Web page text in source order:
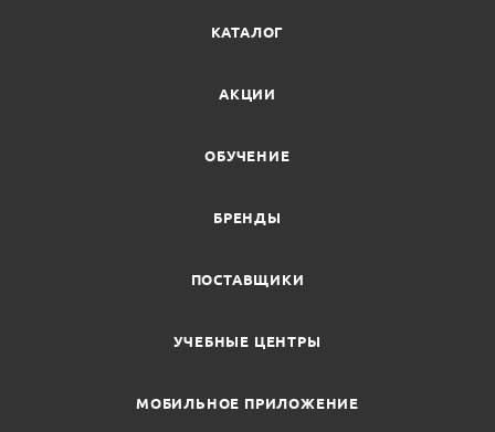
КАТАЛОГ
АКЦИИ
ОБУЧЕНИЕ
БРЕНДЫ
ПОСТАВЩИКИ
УЧЕБНЫЕ ЦЕНТРЫ
МОБИЛЬНОЕ ПРИЛОЖЕНИЕ